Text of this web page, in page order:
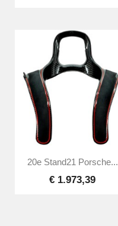
20e Stand21 Porsche...
€ 1.973,39